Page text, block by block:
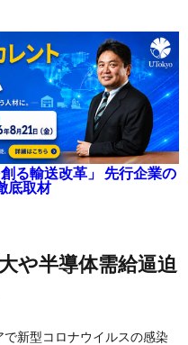
る輸送改革」 先行企業の
底取材
新型コロナウイルスの感染